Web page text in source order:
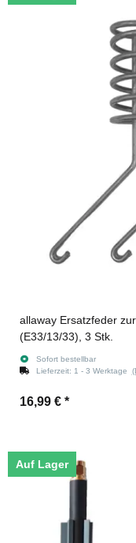
allaway Ersatzfeder
(E33/13/33), 3 Stk.
Sofort bestellbar
Lieferzeit: 1 - 3 Werktage
16,99 € *
Auf Lager